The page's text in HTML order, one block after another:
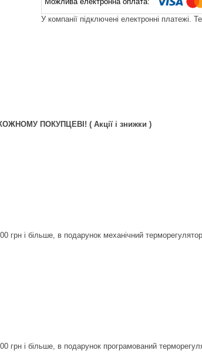
У компанії підключені електронні платежі.
ПОКУПЦЕВІ! ( Акції і знижки )
грн і більше, в подарунок механічний
грн і більше, в подарунок програмований